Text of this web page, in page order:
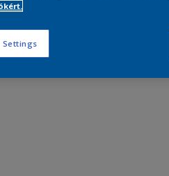
Settings